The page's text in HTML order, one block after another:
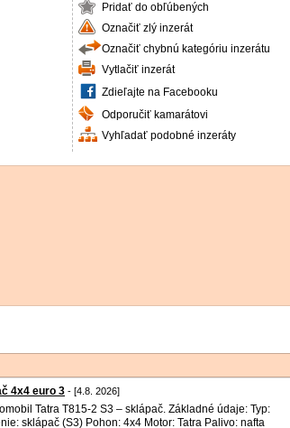
Pridať do obľúbených
Označiť zlý inzerát
Označiť chybnú kategóriu inzerátu
Vytlačiť inzerát
Zdieľajte na Facebooku
Odporučiť kamarátovi
Vyhľadať podobné inzeráty
4x4 euro 3 - [4.8. 2026]
Tatra T815-2 S3 – sklápač. Základné údaje: Typ:
sklápač (S3) Pohon: 4x4 Motor: Tatra Palivo: nafta